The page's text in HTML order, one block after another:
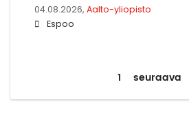
04.08.2026, Aalto-yliopisto
Espoo
1 seuraava